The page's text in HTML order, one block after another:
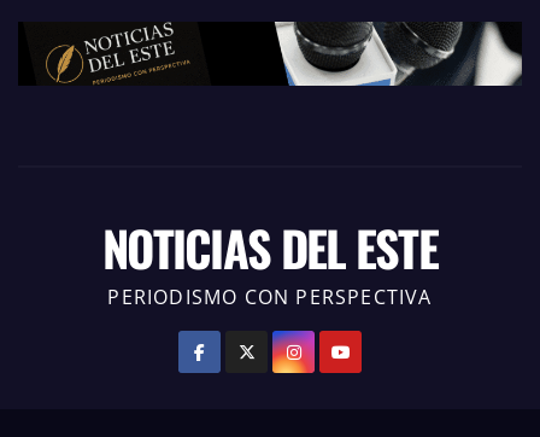
NOTICIAS DEL ESTE
PERIODISMO CON PERSPECTIVA